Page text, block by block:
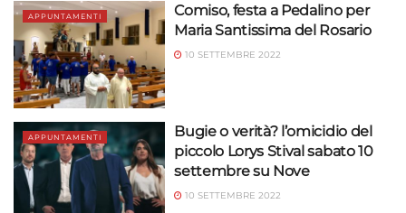
APPUNTAMENTI
Comiso, festa a Pedalino per
Maria Santissima del Rosario
10 SETTEMBRE 2022
APPUNTAMENTI
Bugie o verità? l’omicidio del
piccolo Lorys Stival sabato 10
settembre su Nove
10 SETTEMBRE 2022